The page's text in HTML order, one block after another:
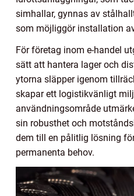
simhallar, gynnas av
som möjliggör installation
För företag inom e-handel
sätt att hantera lager och
ytorna släpper igenom
skapar ett logistikvänligt
användningsområde
sin robusthet och
dem till en pålitlig lösning
permanenta behov.